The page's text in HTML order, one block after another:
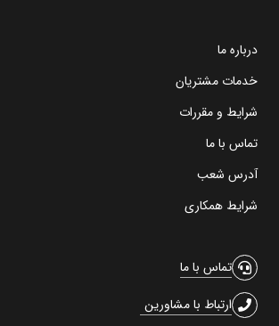
درباره ما
خدمات مشتریان
شرایط و مقررات
تماس با ما
آدرس شعب
شرایط همکاری
تماس با ما
ارتباط با مشاورین